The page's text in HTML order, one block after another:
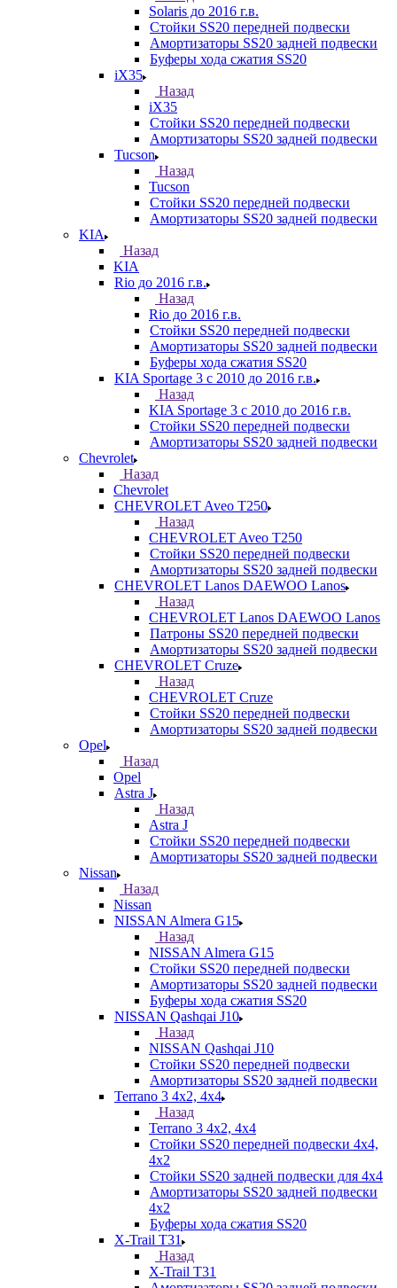
Solaris до 2016 г.в.
Стойки SS20 передней подвески
Амортизаторы SS20 задней подвески
Буферы хода сжатия SS20
iX35
Назад
iX35
Стойки SS20 передней подвески
Амортизаторы SS20 задней подвески
Tucson
Назад
Tucson
Стойки SS20 передней подвески
Амортизаторы SS20 задней подвески
KIA
Назад
KIA
Rio до 2016 г.в.
Назад
Rio до 2016 г.в.
Стойки SS20 передней подвески
Амортизаторы SS20 задней подвески
Буферы хода сжатия SS20
KIA Sportage 3 с 2010 до 2016 г.в.
Назад
KIA Sportage 3 с 2010 до 2016 г.в.
Стойки SS20 передней подвески
Амортизаторы SS20 задней подвески
Chevrolet
Назад
Chevrolet
CHEVROLET Aveo T250
Назад
CHEVROLET Aveo T250
Стойки SS20 передней подвески
Амортизаторы SS20 задней подвески
CHEVROLET Lanos DAEWOO Lanos
Назад
CHEVROLET Lanos DAEWOO Lanos
Патроны SS20 передней подвески
Амортизаторы SS20 задней подвески
CHEVROLET Cruze
Назад
CHEVROLET Cruze
Стойки SS20 передней подвески
Амортизаторы SS20 задней подвески
Opel
Назад
Opel
Astra J
Назад
Astra J
Стойки SS20 передней подвески
Амортизаторы SS20 задней подвески
Nissan
Назад
Nissan
NISSAN Almera G15
Назад
NISSAN Almera G15
Стойки SS20 передней подвески
Амортизаторы SS20 задней подвески
Буферы хода сжатия SS20
NISSAN Qashqai J10
Назад
NISSAN Qashqai J10
Стойки SS20 передней подвески
Амортизаторы SS20 задней подвески
Terrano 3 4х2, 4х4
Назад
Terrano 3 4х2, 4х4
Стойки SS20 передней подвески 4х4,
4x2
Стойки SS20 задней подвески для 4х4
Амортизаторы SS20 задней подвески
4х2
Буферы хода сжатия SS20
X-Trail T31
Назад
X-Trail T31